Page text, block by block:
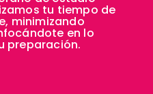
tu tiempo de
minimizando
en lo
preparación.